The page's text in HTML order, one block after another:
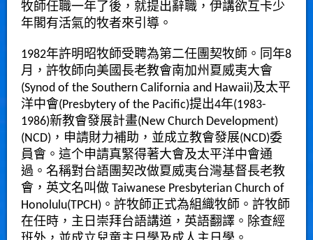
牧師任職一年了後，就提出辭職，伊講欲互卡少
年閣有活氣的牧者來引導。
1982年許明昭牧師受聘為第二任團契牧師。同年8
月，許牧師向美國長老教會南加州夏威夷大會
(Synod of the Southern California and Hawaii)及太平
洋中會(Presbytery of the Pacific)提出4年(1983-
1986)新教會發展計畫(New Church Development)
(NCD)，申請財力補助，並成立教會發展(NCD)委
員會。這个申請真緊得著大會及太平洋中會通
過。名稱對台語團契改做夏威夷台灣基督長老教
會，英文名叫做 Taiwanese Presbyterian Church of
Honolulu(TPCH)。許牧師正式為組織牧師。許牧師
在任時，主日崇拜台語講道，英語翻譯。除查經